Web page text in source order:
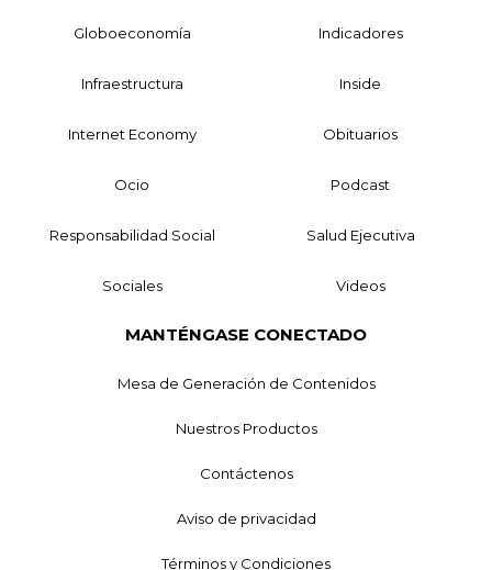
Globoeconomía Indicadores
Infraestructura Inside
Internet Economy Obituarios
Ocio Podcast
Responsabilidad Social Salud Ejecutiva
Sociales Videos
MANTÉNGASE CONECTADO
Mesa de Generación de Contenidos
Nuestros Productos
Contáctenos
Aviso de privacidad
Términos y Condiciones